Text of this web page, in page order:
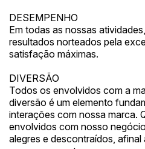
DESEMPENHO
Em todas as nossas
resultados norteados pela
satisfação máximas.
DIVERSÃO
Todos os envolvidos com a
diversão é um elemento
interações com nossa marca.
envolvidos com nosso
alegres e descontraídos,